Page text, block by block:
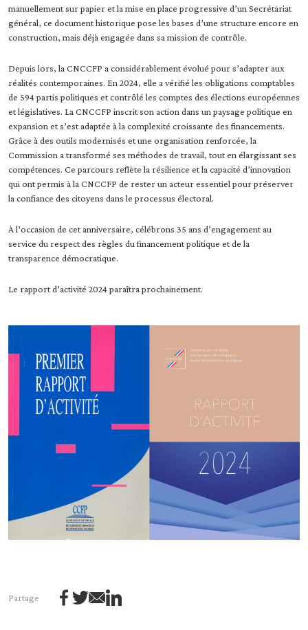
manuellement sur papier et la mise en place progressive d’un Secrétariat
général, ce document historique pose les bases d’une structure encore en
construction, mais déjà engagée dans sa mission de contrôle.
Depuis lors, la CNCCFP a considérablement évolué pour s’adapter aux
réalités contemporaines. En 2024, elle a vérifié les obligations comptables
de 594 partis politiques et contrôlé les comptes des élections européennes
et législatives. La CNCCFP inscrit son action dans un paysage politique en
expansion et s’est adaptée à la complexité croissante des financements.
Grâce à des outils modernisés et une organisation renforcée, la
Commission a transformé ses méthodes de travail, tout en élargissant ses
compétences. Ce parcours reflète la résilience et la capacité d’innovation
qui ont permis à la CNCCFP de rester un acteur essentiel pour préserver
la confiance des citoyens dans le processus électoral.
À l’occasion de cet anniversaire, célébrons 35 ans d’engagement au
service du respect des règles du financement politique et de la
transparence démocratique.
Le rapport d’activité 2024 paraîtra prochainement.
Partage